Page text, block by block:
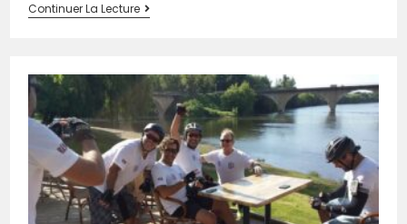
Continuer La Lecture